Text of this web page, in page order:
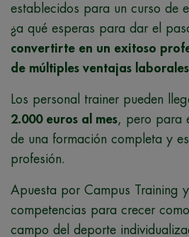
establecidos para un curso de
¿a qué esperas para dar el
convertirte en un exitoso
de múltiples ventajas
Los personal trainer pueden
2.000 euros al mes, pero para
de una formación completa y
profesión.
Apuesta por Campus Training
competencias para crecer
campo del deporte